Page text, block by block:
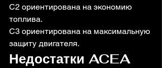
C2 ориентирована на экономию
топлива.
C3 ориентирована на максимальную
защиту двигателя.
Недостатки ACEA